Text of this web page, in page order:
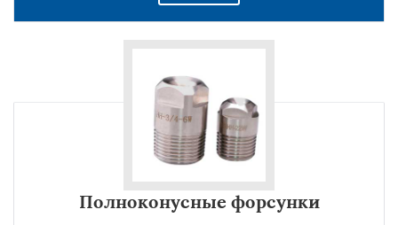
Полноконусные форсунки